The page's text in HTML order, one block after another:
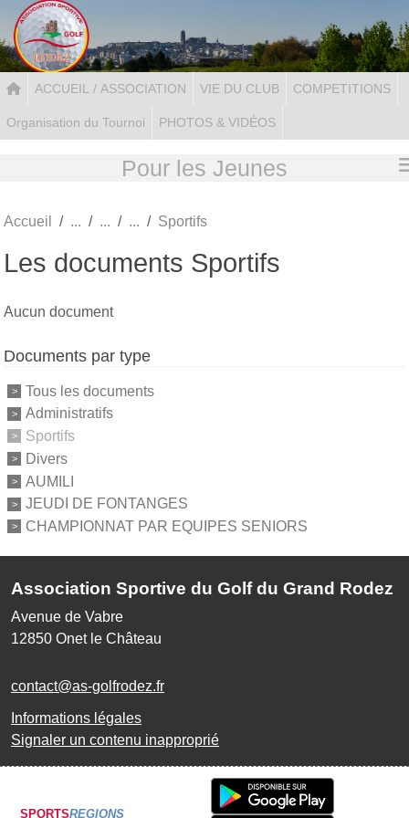
ACCUEIL / ASSOCIATION VIE DU CLUB COMPETITIONS
Organisation du Tournoi PHOTOS & VIDÉOS
Pour les Jeunes
Accueil Sportifs
Les documents Sportifs
Aucun document
Documents par type
Tous les documents
Administratifs
Sportifs
Divers
AUMILI
JEUDI DE FONTANGES
CHAMPIONNAT PAR EQUIPES SENIORS
Association Sportive du Golf du Grand Rodez
Avenue de Vabre
12850 Onet le Château
contact@as-golfrodez.fr
Informations légales
Signaler un contenu inapproprié
SPORTSREGIONS
Panneau de gestion des cookies